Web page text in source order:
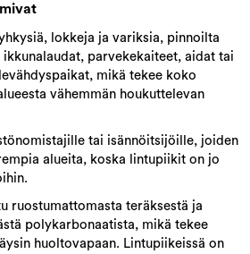
lokkeja ja variksia, pinnoilta
parvekekaiteet, aidat tai
mikä tekee koko
vähemmän houkuttelevan
tai isännöitsijöille, joiden
alueita, koska lintupiikit on jo
ruostumattomasta teräksestä ja
polykarbonaatista, mikä tekee
huoltovapaan. Lintupiikeissä on